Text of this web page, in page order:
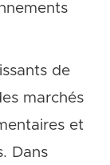
de
marchés
et
Dans